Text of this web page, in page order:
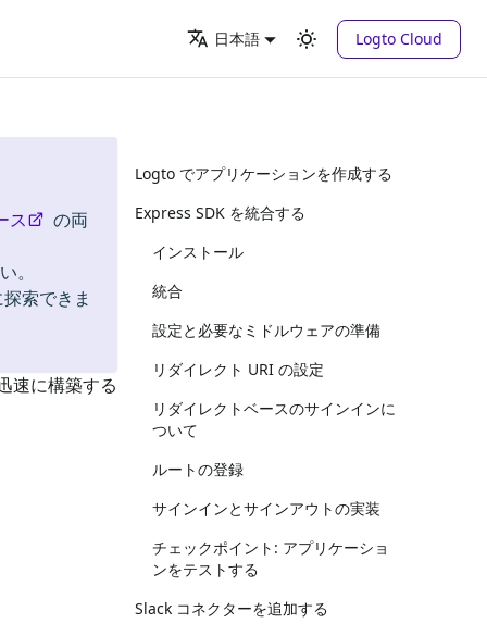
日本語 Logto Cloud
ス の両
。
索できま
速に構築する
Logto でアプリケーションを作成する
Express SDK を統合する
インストール
統合
設定と必要なミドルウェアの準備
リダイレクト URI の設定
リダイレクトベースのサインインに
ついて
ルートの登録
サインインとサインアウトの実装
チェックポイント: アプリケーショ
ンをテストする
Slack コネクターを追加する